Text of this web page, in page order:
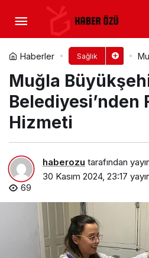
Haberler Sağlık
Muğla
Belediyesi’nden
Hizmeti
haberozu tarafından
30 Kasım 2024, 23:17
69
AIDS
enfeksiyonun
önemli!
Yorum Yap